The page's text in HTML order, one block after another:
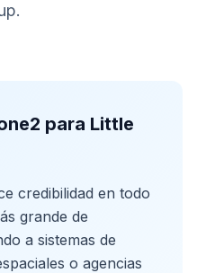
para Little
credibilidad en todo
grande de
a sistemas de
o agencias